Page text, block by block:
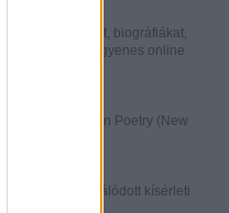
irodalmi műveket, biográfiákat,
bemutató, ingyenes online
Journal of Italian Poetry (New
specializálódott kísérleti